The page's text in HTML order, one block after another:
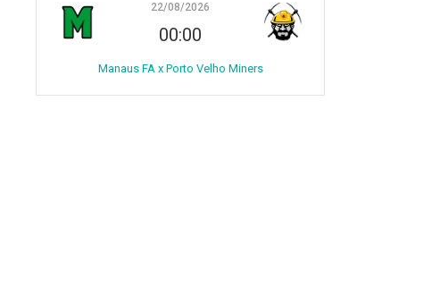
22/08/2026
00:00
Manaus FA x Porto Velho Miners